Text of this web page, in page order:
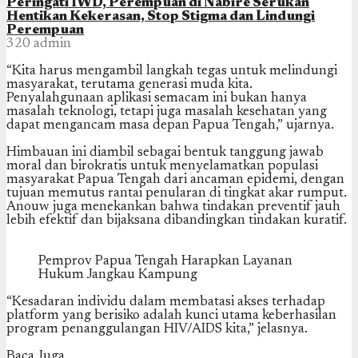
Peringati IWD, Perempuan di Nabire Serukan
Hentikan Kekerasan, Stop Stigma dan Lindungi
Perempuan
320 admin
“Kita harus mengambil langkah tegas untuk melindungi
masyarakat, terutama generasi muda kita.
Penyalahgunaan aplikasi semacam ini bukan hanya
masalah teknologi, tetapi juga masalah kesehatan yang
dapat mengancam masa depan Papua Tengah,” ujarnya.
Himbauan ini diambil sebagai bentuk tanggung jawab
moral dan birokratis untuk menyelamatkan populasi
masyarakat Papua Tengah dari ancaman epidemi, dengan
tujuan memutus rantai penularan di tingkat akar rumput.
Anouw juga menekankan bahwa tindakan preventif jauh
lebih efektif dan bijaksana dibandingkan tindakan kuratif.
Pemprov Papua Tengah Harapkan Layanan
Hukum Jangkau Kampung
“Kesadaran individu dalam membatasi akses terhadap
platform yang berisiko adalah kunci utama keberhasilan
program penanggulangan HIV/AIDS kita,” jelasnya.